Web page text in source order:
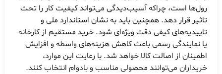
رول‌ها است، چراکه آسیب‌دیدگی می‌تواند کیفیت کار را تحت
تاثیر قرار دهد. همچنین باید به نشان استاندارد ملی و
تاییدیه‌های کیفی دقت ویژه‌ای شود. خرید مستقیم از کارخانه
یا نمایندگی رسمی باعث کاهش هزینه‌های واسطه و افزایش
اطمینان از اصالت کالا خواهد شد. با رعایت این موارد،
خریداران می‌توانند محصولی مناسب و بادوام انتخاب کنند.